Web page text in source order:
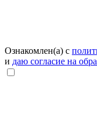
Ознакомлен(а) с
и даю согласие на